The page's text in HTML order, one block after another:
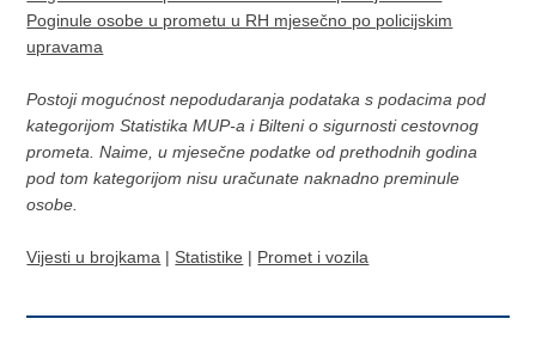
Poginule osobe u prometu u RH mjesečno po policijskim
upravama
Postoji mogućnost nepodudaranja podataka s podacima pod
kategorijom Statistika MUP-a i Bilteni o sigurnosti cestovnog
prometa. Naime, u mjesečne podatke od prethodnih godina
pod tom kategorijom nisu uračunate naknadno preminule
osobe.
Vijesti u brojkama | Statistike | Promet i vozila